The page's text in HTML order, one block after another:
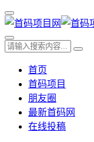
首页
首码项目
朋友圈
最新首码网
在线投稿